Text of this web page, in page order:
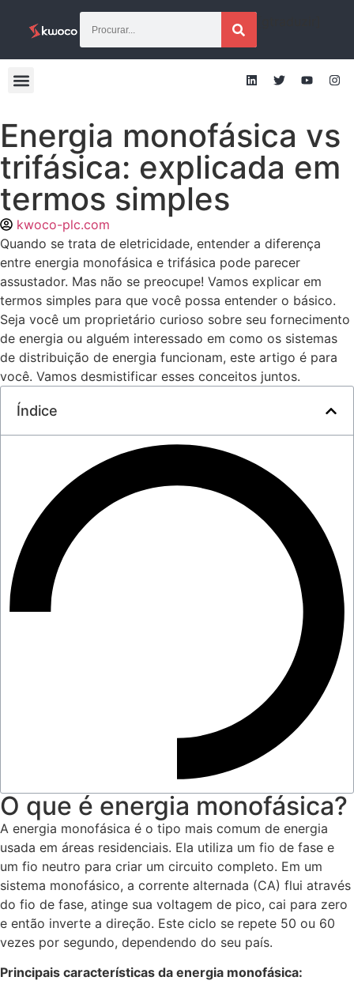
Energia monofásica vs
trifásica: explicada em
termos simples
kwoco-plc.com
Quando se trata de eletricidade, entender a diferença
entre energia monofásica e trifásica pode parecer
assustador. Mas não se preocupe! Vamos explicar em
termos simples para que você possa entender o básico.
Seja você um proprietário curioso sobre seu fornecimento
de energia ou alguém interessado em como os sistemas
de distribuição de energia funcionam, este artigo é para
você. Vamos desmistificar esses conceitos juntos.
Índice
O que é energia monofásica?
A energia monofásica é o tipo mais comum de energia
usada em áreas residenciais. Ela utiliza um fio de fase e
um fio neutro para criar um circuito completo. Em um
sistema monofásico, a corrente alternada (CA) flui através
do fio de fase, atinge sua voltagem de pico, cai para zero
e então inverte a direção. Este ciclo se repete 50 ou 60
vezes por segundo, dependendo do seu país.
Principais características da energia monofásica: